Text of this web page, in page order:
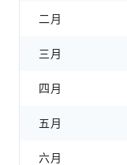
二月
三月
四月
五月
六月